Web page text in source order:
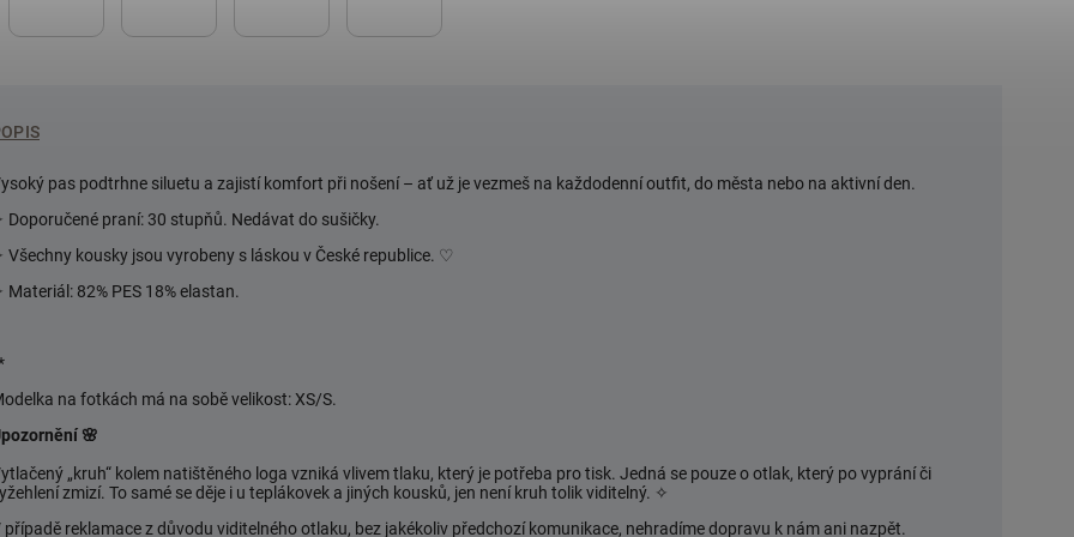
pas podtrhne siluetu a zajistí komfort při nošení – ať už je vezmeš na každodenní outfit, do města nebo na aktivní den.
Doporučené praní: 30 stupňů. Nedávat do sušičky.
Všechny kousky jsou vyrobeny s láskou v České republice. ♡
Materiál: 82% PES 18% elastan.
na fotkách má na sobě velikost: XS/S.
🌸
„kruh“ kolem natištěného loga vzniká vlivem tlaku, který je potřeba pro tisk. Jedná se pouze o otlak, který po vyprání či
zmizí. To samé se děje i u teplákovek a jiných kousků, jen není kruh tolik viditelný. ✧
případě reklamace z důvodu viditelného otlaku, bez jakékoliv předchozí komunikace, nehradíme dopravu k nám ani nazpět.